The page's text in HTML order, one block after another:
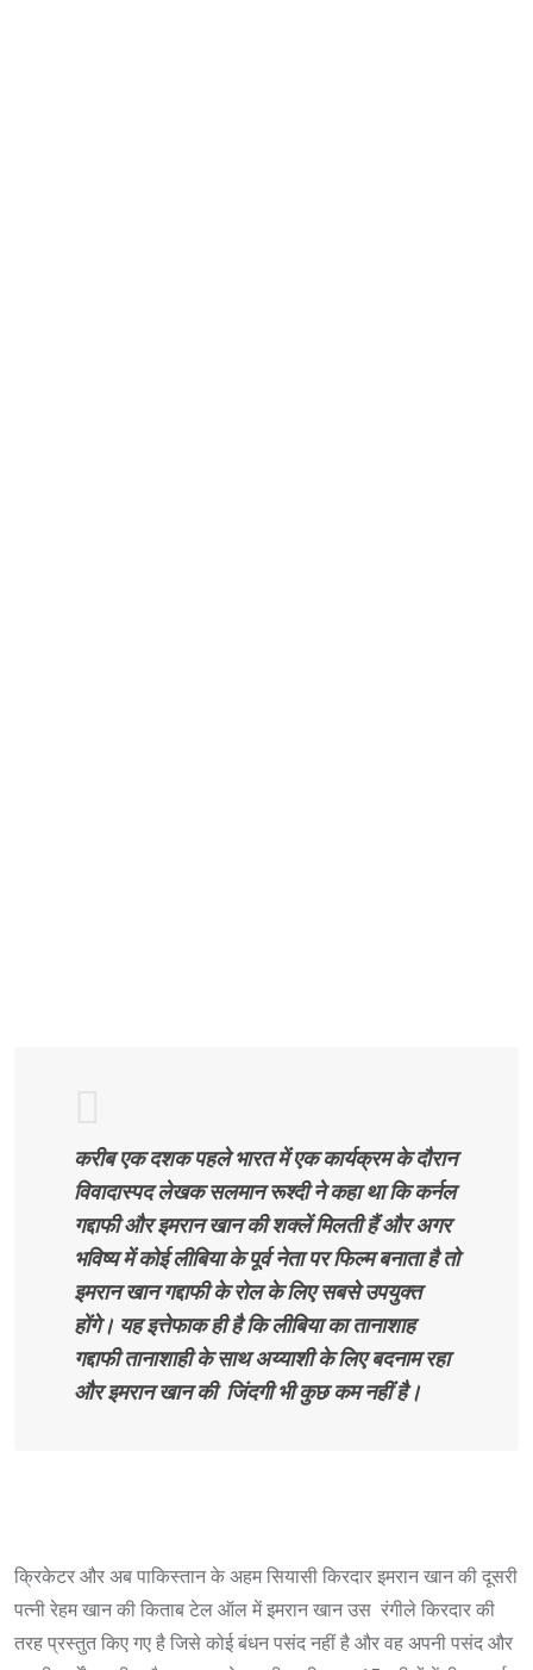
करीब एक दशक पहले भारत में एक कार्यक्रम के दौरान
विवादास्पद लेखक सलमान रूश्दी ने कहा था कि कर्नल
गद्दाफी और इमरान खान की शक्लें मिलती हैं और अगर
भविष्य में कोई लीबिया के पूर्व नेता पर फिल्म बनाता है तो
इमरान खान गद्दाफी के रोल के लिए सबसे उपयुक्त
होंगे। यह इत्तेफाक ही है कि लीबिया का तानाशाह
गद्दाफी तानाशाही के साथ अय्याशी के लिए बदनाम रहा
और इमरान खान की जिंदगी भी कुछ कम नहीं है।
क्रिकेटर और अब पाकिस्तान के अहम सियासी किरदार इमरान खान की दूसरी
पत्नी रेहम खान की किताब टेल ऑल में इमरान खान उस रंगीले किरदार की
तरह प्रस्तुत किए गए है जिसे कोई बंधन पसंद नहीं है और वह अपनी पसंद और